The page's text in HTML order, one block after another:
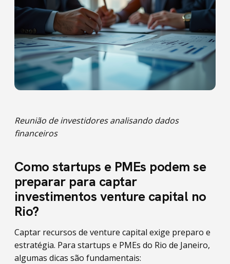
Reunião de investidores analisando dados
financeiros
Como startups e PMEs podem se
preparar para captar
investimentos venture capital no
Rio?
Captar recursos de venture capital exige preparo e
estratégia. Para startups e PMEs do Rio de Janeiro,
algumas dicas são fundamentais: